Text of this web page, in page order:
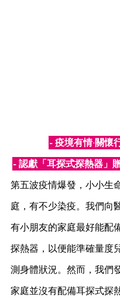
- 疫境有情·關懷
- 認獻「耳探式探熱器」
第五波疫情爆發，小小生
庭，有不少染疫。我們向
有小朋友的家庭最好能配
探熱器，以便能準確量度
測身體狀況。然而，我們
家庭並沒有配備耳探式探